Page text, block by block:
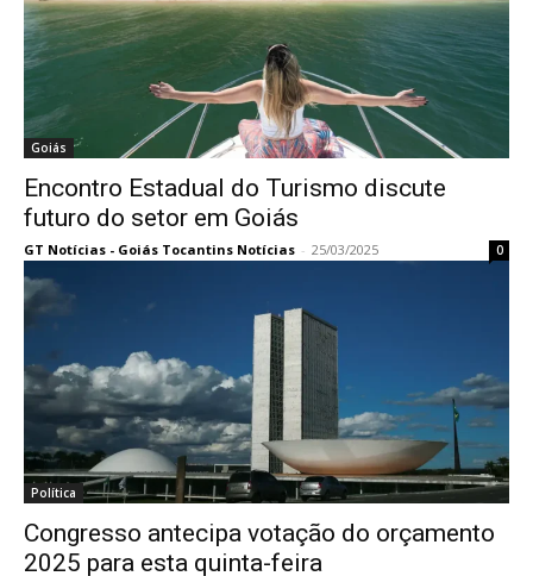
Goiás
Encontro Estadual do Turismo discute
futuro do setor em Goiás
GT Notícias - Goiás Tocantins Notícias - 25/03/2025 0
Política
Congresso antecipa votação do orçamento
2025 para esta quinta-feira